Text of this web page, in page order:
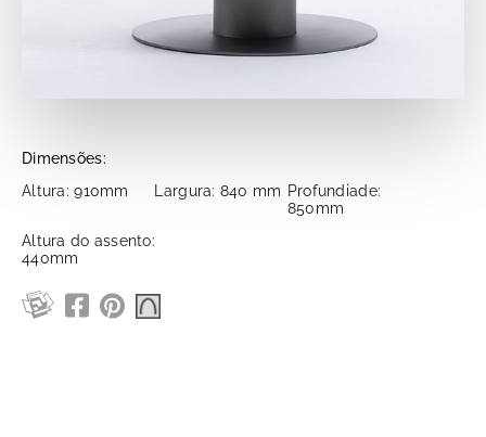
Dimensões:
Altura: 910mm
Largura: 840 mm Profundiade:
850mm
Altura do assento:
440mm